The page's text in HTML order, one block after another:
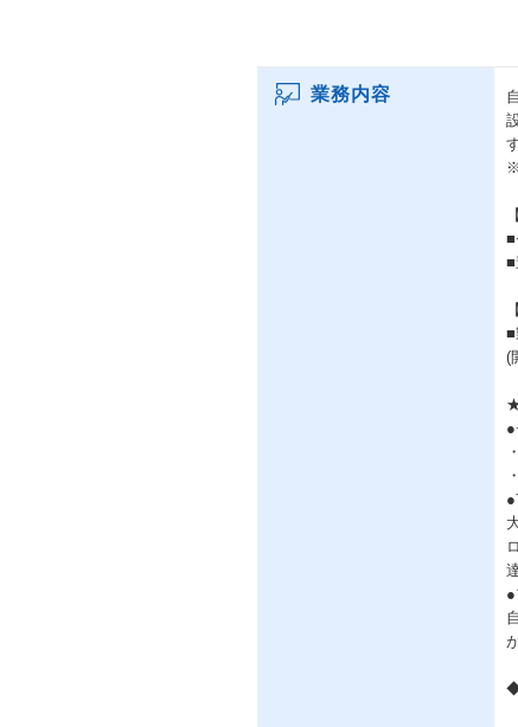
業務内容
■
■
(
◆